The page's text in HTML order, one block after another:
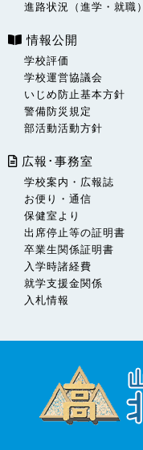
進路状況（進学・就職）
情報公開
学校評価
学校運営協議会
いじめ防止基本方針
警備防災規定
部活動活動方針
広報･事務室
学校案内・広報誌
お便り・通信
保健室より
出席停止等の証明書
卒業生関係証明書
入学時諸経費
就学支援金関係
入札情報